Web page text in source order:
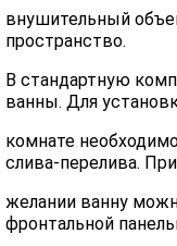
внушительный
пространство.
В стандартную
ванны. Для
комнате
слива-перелива. При
желании ванну
фронтальной